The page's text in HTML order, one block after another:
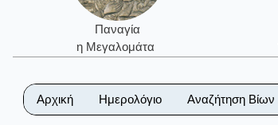
Παναγία
η Μεγαλομάτα
Αρχική Ημερολόγιο Αναζήτηση Βίων